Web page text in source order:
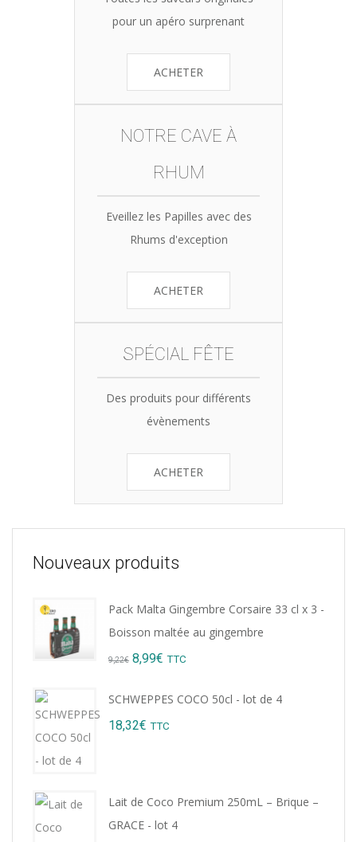
pour un apéro surprenant
ACHETER
NOTRE CAVE À
RHUM
Eveillez les Papilles avec des
Rhums d'exception
ACHETER
SPÉCIAL FÊTE
Des produits pour différents
évènements
ACHETER
Nouveaux produits
Pack Malta Gingembre Corsaire 33 cl x 3 -
Boisson maltée au gingembre
9,22€ Original
8,99€ Current
TTC
SCHWEPPES COCO 50cl - lot de 4
18,32€ TTC
Lait de Coco Premium 250mL – Brique –
GRACE - lot 4